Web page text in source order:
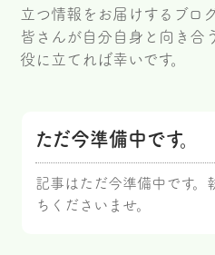
立つ情報をお届けするブログ
皆さんが自分自身と向き合
役に立てれば幸いです。
ただ今準備中です。
記事はただ今準備中です。
ちくださいませ。